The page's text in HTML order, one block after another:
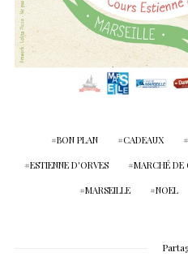
BON PLAN CADEAUX
ESTIENNE D'ORVES MARCHÉ DE
MARSEILLE NOEL